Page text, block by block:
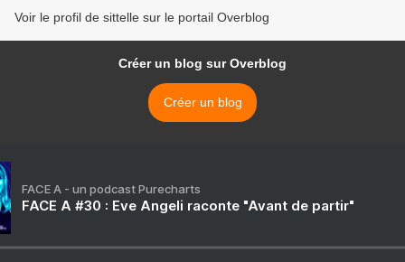
Voir le profil de sittelle sur le portail Overblog
Créer un blog sur Overblog
Créer un blog
FACE A - un podcast Purecharts
FACE A #30 : Eve Angeli raconte "Avant de partir"